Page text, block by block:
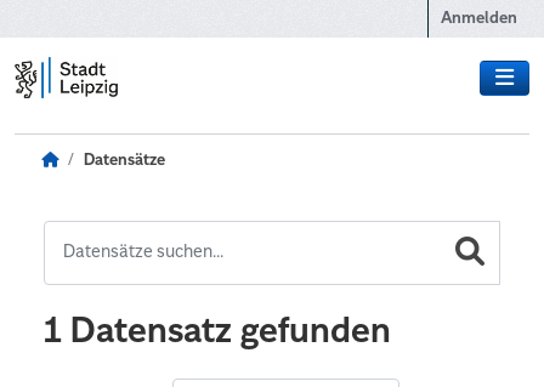
Anmelden
Datensätze
1 Datensatz gefunden